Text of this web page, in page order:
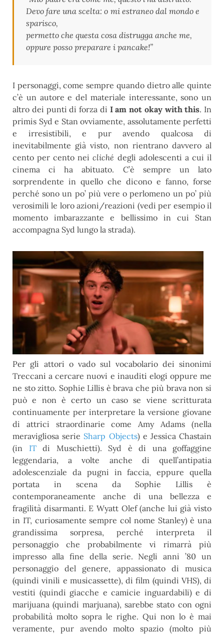
Devo fare una scelta: o mi estraneo dal mondo e
sparisco,
permetto che questa cosa distrugga anche me,
oppure posso preparare i pancake!”
I personaggi, come sempre quando dietro alle quinte
c’è un autore e del materiale interessante, sono un
altro dei punti di forza di I am not okay with this. In
primis Syd e Stan ovviamente, assolutamente perfetti
e irresistibili, e pur avendo qualcosa di
inevitabilmente già visto, non rientrano davvero al
cento per cento neicliché degli adolescenti a cui il
cinema ci ha abituato. C’è sempre un lato
sorprendente in quello che dicono e fanno, forse
perché sono un po’ più vere o perlomeno un po’ più
verosimili le loro azioni/reazioni (vedi per esempio il
momento imbarazzante e bellissimo in cui Stan
accompagna Syd lungo la strada).
Per gli attori o vado sul vocabolario dei sinonimi
Treccani a cercare nuovi e inauditi elogi oppure me
ne sto zitto. Sophie Lillis è brava che più brava non si
può e non è certo un caso se viene scritturata
continuamente per interpretare la versione giovane
di attrici straordinarie come Amy Adams (nella
meravigliosa serie Sharp Objects) e Jessica Chastain
(in IT di Muschietti). Syd è di una goffaggine
leggendaria, a volte anche di quell’antipatia
adolescenziale da pugni in faccia, eppure quella
portata in scena da Sophie Lillis è
contemporaneamente anche di una bellezza e
fragilità disarmanti. E Wyatt Olef (anche lui già visto
in IT, curiosamente sempre col nome Stanley) è una
grandissima sorpresa, perché interpreta il
personaggio che probabilmente vi rimarrà più
impresso alla fine della serie. Negli anni ’80 un
personaggio del genere, appassionato di musica
(quindi vinili e musicassette), di film (quindi VHS), di
vestiti (quindi giacche e camicie inguardabili) e di
marijuana (quindi marjuana), sarebbe stato con ogni
probabilità molto sopra le righe. Qui non lo è mai
veramente, pur avendo molto spazio (molto più